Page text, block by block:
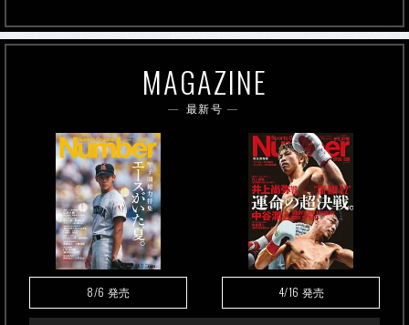
MAGAZINE
最新号
8/6 発売 4/16 発売